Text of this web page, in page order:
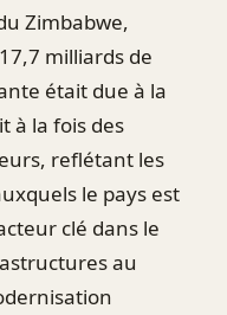
Zimbabwe,
milliards de
était due à la
à la fois des
reflétant les
le pays est
clé dans le
au